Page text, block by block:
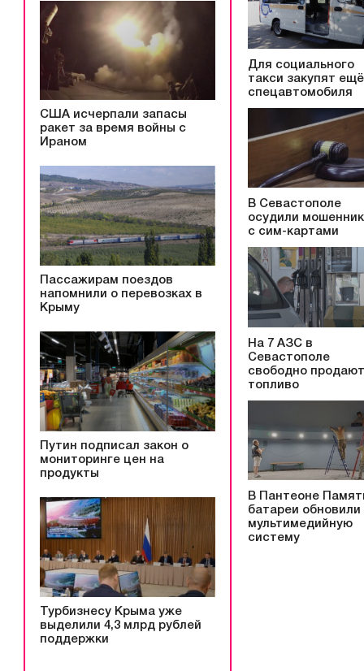
США исчерпали запасы
ракет за время войны с
Ираном
Пассажирам поездов
напомнили о перевозках в
Крыму
Путин подписал закон о
мониторинге цен на
продукты
Турбизнесу Крыма уже
выделили 4,3 млрд рублей
поддержки
Для социального
такси закупят
спецавтомобиля
В Севастополе
осудили
с сим-картами
На 7 АЗС в
Севастополе
свободно продают
топливо
В Пантеоне
батареи обновили
мультимедийную
систему